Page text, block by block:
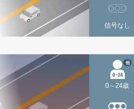
信号なし
0～24歳
他